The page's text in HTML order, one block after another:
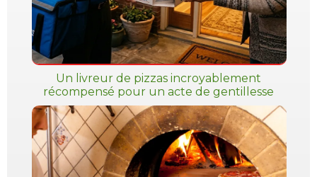
Un livreur de pizzas incroyablement
récompensé pour un acte de gentillesse